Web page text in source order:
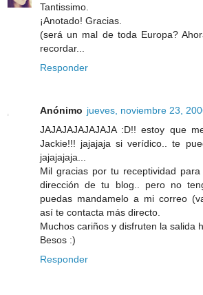
Tantissimo.
¡Anotado! Gracias.
(será un mal de toda Europa?
recordar...
Responder
Anónimo jueves, noviembre 23,
JAJAJAJAJAJAJA :D!! estoy que
Jackie!!! jajajaja si verídico.. te
jajajajaja...
Mil gracias por tu receptividad
dirección de tu blog.. pero no
puedas mandamelo a mi correo
así te contacta más directo.
Muchos cariños y disfruten la salida
Besos :)
Responder